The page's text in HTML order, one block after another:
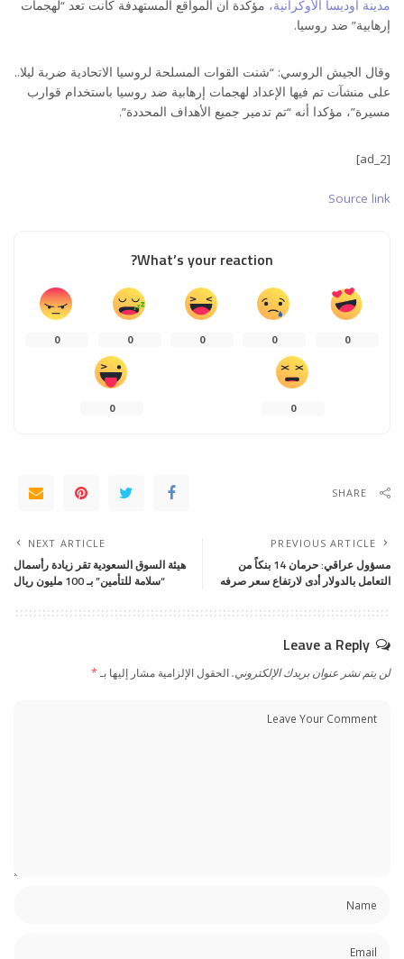
مدينة أوديسا الأوكرانية، مؤكدة أن المواقع المستهدفة كانت تعد “لهجمات
إرهابية” ضد روسيا.
وقال الجيش الروسي: “شنت القوات المسلحة لروسيا الاتحادية ضربة ليلا..
على منشآت تم فيها الإعداد لهجمات إرهابية ضد روسيا باستخدام قوارب
مسيرة”، مؤكدا أنه “تم تدمير جميع الأهداف المحددة”.
[ad_2]
Source link
What’s your reaction?
0
0
0
0
0
0
0
SHARE
PREVIOUS ARTICLE
مسؤول عراقي: حرمان 14 بنكاً من
التعامل بالدولار أدى لارتفاع سعر صرفه
NEXT ARTICLE
هيئة السوق السعودية تقر زيادة رأسمال
“سلامة للتأمين” بـ 100 مليون ريال
Leave a Reply
لن يتم نشر عنوان بريدك الإلكتروني.الحقول الإلزامية مشار إليها بـ*